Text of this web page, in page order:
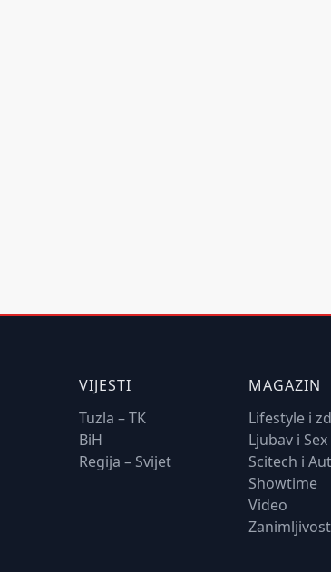
VIJESTI
Tuzla – TK
BiH
Regija – Svijet
MAGAZIN
Lifestyle i
Ljubav i Sex
Scitech i
Showtime
Video